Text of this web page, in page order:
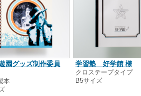
園グッズ制作委員
本
学習塾 好学館 様
クロステープタイプ
B5サイズ